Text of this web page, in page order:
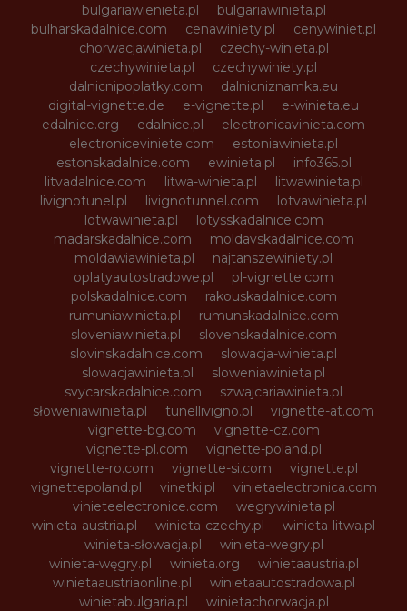
bulgariawienieta.pl
bulgariawinieta.pl
bulharskadalnice.com
cenawiniety.pl
cenywiniet.pl
chorwacjawinieta.pl
czechy-winieta.pl
czechywinieta.pl
czechywiniety.pl
dalnicnipoplatky.com
dalnicniznamka.eu
digital-vignette.de
e-vignette.pl
e-winieta.eu
edalnice.org
edalnice.pl
electronicavinieta.com
electroniceviniete.com
estoniawinieta.pl
estonskadalnice.com
ewinieta.pl
info365.pl
litvadalnice.com
litwa-winieta.pl
litwawinieta.pl
livignotunel.pl
livignotunnel.com
lotvawinieta.pl
lotwawinieta.pl
lotysskadalnice.com
madarskadalnice.com
moldavskadalnice.com
moldawiawinieta.pl
najtanszewiniety.pl
oplatyautostradowe.pl
pl-vignette.com
polskadalnice.com
rakouskadalnice.com
rumuniawinieta.pl
rumunskadalnice.com
sloveniawinieta.pl
slovenskadalnice.com
slovinskadalnice.com
slowacja-winieta.pl
slowacjawinieta.pl
sloweniawinieta.pl
svycarskadalnice.com
szwajcariawinieta.pl
słoweniawinieta.pl
tunellivigno.pl
vignette-at.com
vignette-bg.com
vignette-cz.com
vignette-pl.com
vignette-poland.pl
vignette-ro.com
vignette-si.com
vignette.pl
vignettepoland.pl
vinetki.pl
vinietaelectronica.com
vinieteelectronice.com
wegrywinieta.pl
winieta-austria.pl
winieta-czechy.pl
winieta-litwa.pl
winieta-słowacja.pl
winieta-wegry.pl
winieta-węgry.pl
winieta.org
winietaaustria.pl
winietaaustriaonline.pl
winietaautostradowa.pl
winietabulgaria.pl
winietachorwacja.pl